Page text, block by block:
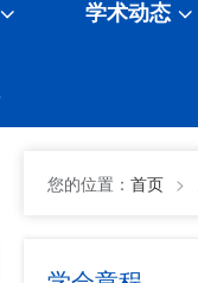
学术动态
您的位置： 首页 >